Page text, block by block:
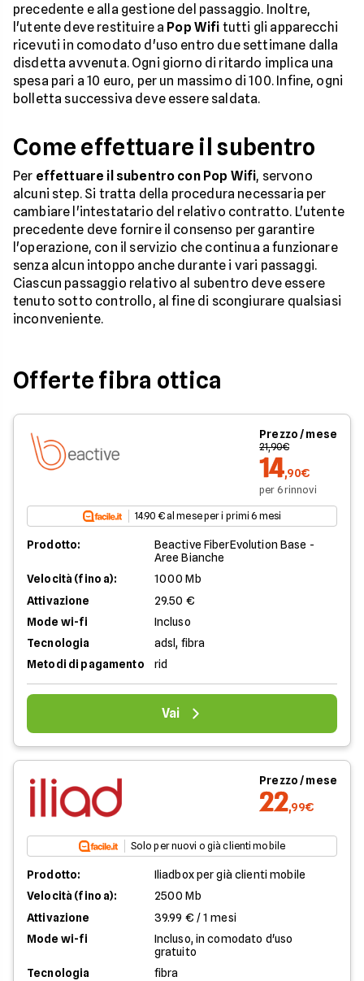
precedente e alla gestione del passaggio. Inoltre,
l'utente deve restituire a Pop Wifi tutti gli apparecchi
ricevuti in comodato d'uso entro due settimane dalla
disdetta avvenuta. Ogni giorno di ritardo implica una
spesa pari a 10 euro, per un massimo di 100. Infine, ogni
bolletta successiva deve essere saldata.
Come effettuare il subentro
Per effettuare il subentro con Pop Wifi, servono
alcuni step. Si tratta della procedura necessaria per
cambiare l'intestatario del relativo contratto. L'utente
precedente deve fornire il consenso per garantire
l'operazione, con il servizio che continua a funzionare
senza alcun intoppo anche durante i vari passaggi.
Ciascun passaggio relativo al subentro deve essere
tenuto sotto controllo, al fine di scongiurare qualsiasi
inconveniente.
Offerte fibra ottica
Prezzo / mese
21,90€
14,90€
per 6 rinnovi
14.90 € al mese per i primi 6 mesi
Prodotto:
Beactive FiberEvolution Base -
Aree Bianche
Velocità (fino a):
1000 Mb
Attivazione
29.50 €
Mode wi-fi
Incluso
Tecnologia
adsl, fibra
Metodi di pagamento
rid
Vai
Prezzo / mese
22,99€
Solo per nuovi o già clienti mobile
Prodotto:
Iliadbox per già clienti mobile
Velocità (fino a):
2500 Mb
Attivazione
39.99 € / 1 mesi
Mode wi-fi
Incluso, in comodato d'uso
gratuito
Tecnologia
fibra